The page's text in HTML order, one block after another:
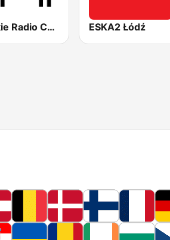
Polskie Radio Chopin ESKA2 Łódź